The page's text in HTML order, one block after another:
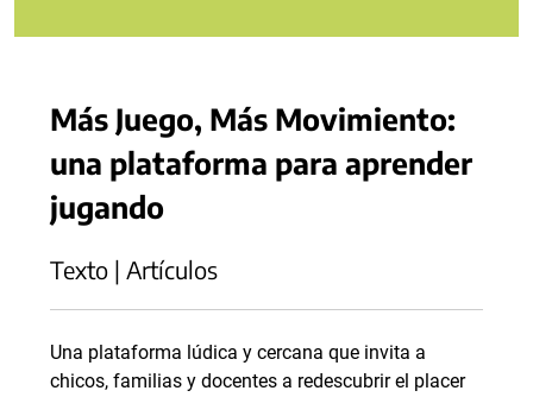
Más Juego, Más Movimiento:
una plataforma para aprender
jugando
Texto | Artículos
Una plataforma lúdica y cercana que invita a
chicos, familias y docentes a redescubrir el placer